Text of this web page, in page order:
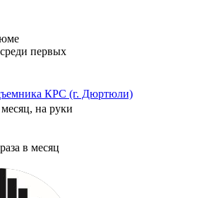
первых
КРС (г. Дюртюли)
месяц, на руки
в месяц